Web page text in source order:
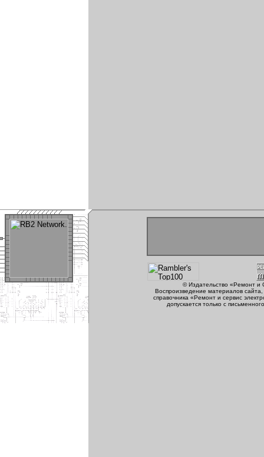
© Издательство «Ремонт
Воспроизведение материалов
справочника «Ремонт и сервис
допускается только с